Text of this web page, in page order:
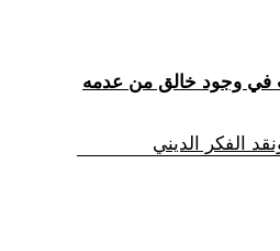
الفكر الديني